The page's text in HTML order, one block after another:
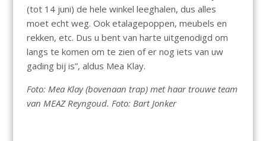
(tot 14 juni) de hele winkel leeghalen, dus alles
moet echt weg. Ook etalagepoppen, meubels en
rekken, etc. Dus u bent van harte uitgenodigd om
langs te komen om te zien of er nog iets van uw
gading bij is”, aldus Mea Klay.
Foto: Mea Klay (bovenaan trap) met haar trouwe team
van MEAZ Reyngoud. Foto: Bart Jonker